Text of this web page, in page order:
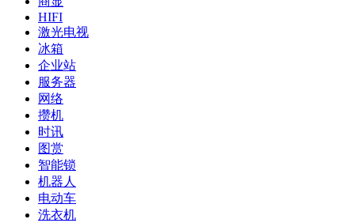
HIFI
激光电视
冰箱
企业站
服务器
网络
攒机
时讯
图赏
智能锁
机器人
电动车
洗衣机